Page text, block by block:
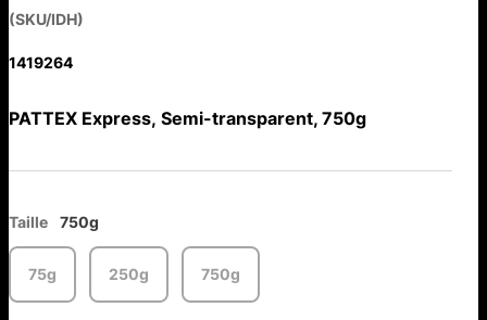
(SKU/IDH)
1419264
PATTEX Express, Semi-transparent, 750g
Taille 750g
75g 250g 750g